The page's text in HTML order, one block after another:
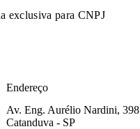
exclusiva para CNPJ
Endereço
Av. Eng. Aurélio Nardini, 398
Catanduva - SP